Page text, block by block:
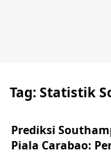
Tag:Statistik
Prediksi
Piala Carabao: